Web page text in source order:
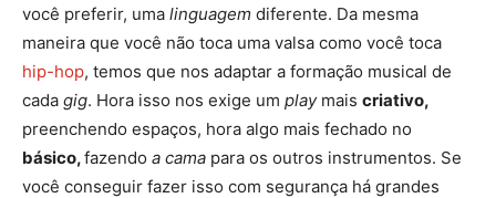
você preferir, uma linguagem diferente. Da mesma
maneira que você não toca uma valsa como você toca
hip-hop, temos que nos adaptar a formação musical de
cada gig. Hora isso nos exige um play mais criativo,
preenchendo espaços, hora algo mais fechado no
básico,fazendo a cama para os outros instrumentos. Se
você conseguir fazer isso com segurança há grandes